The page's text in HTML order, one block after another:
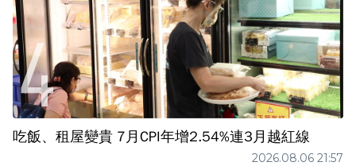
吃飯、租屋變貴 7月CPI年增2.54%連3月越紅線
2026.08.06 21:57